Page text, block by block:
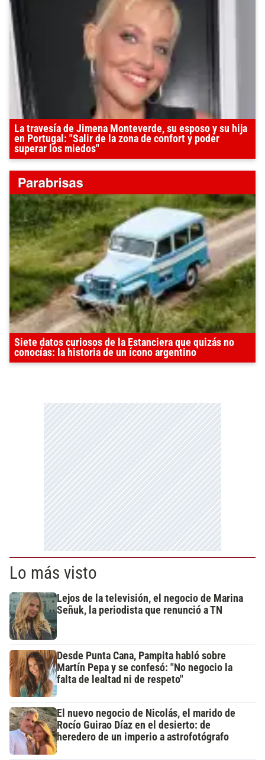
La travesía de Jimena Monteverde, su esposo y su hija
en Portugal: "Salir de la zona de confort y poder
superar los miedos"
Siete datos curiosos de la Estanciera que quizás no
conocías: la historia de un ícono argentino
Lo más visto
Lejos de la televisión, el negocio de Marina
Señuk, la periodista que renunció a TN
Desde Punta Cana, Pampita habló sobre
Martín Pepa y se confesó: "No negocio la
falta de lealtad ni de respeto"
El nuevo negocio de Nicolás, el marido de
Rocío Guirao Díaz en el desierto: de
heredero de un imperio a astrofotógrafo